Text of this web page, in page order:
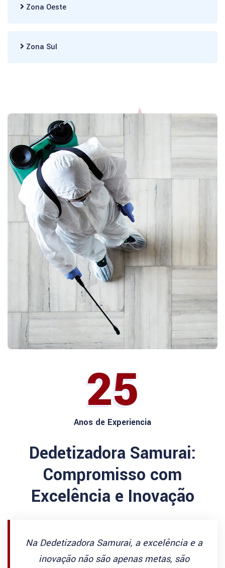
Zona Oeste
Zona Sul
25
Anos de Experiencia
Dedetizadora Samurai:
Compromisso com
Excelência e Inovação
Na Dedetizadora Samurai, a excelência e a
inovação não são apenas metas, são